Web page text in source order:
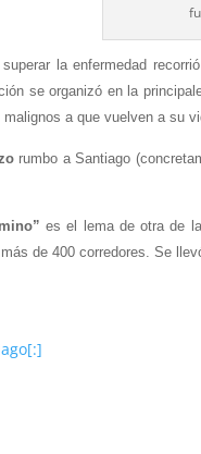
la enfermedad
se organizó en la
a que vuelven a su
rumbo a Santiago
es el lema de otra de
de 400 corredores. Se